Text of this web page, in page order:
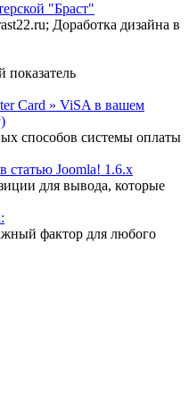
"Браст"
Доработка дизайна в
показатель
Card » ViSA в вашем
способов системы оплаты
статью Joomla! 1.6.x
для вывода, которые
фактор для любого